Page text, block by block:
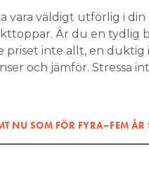
vara väldigt utförlig i
Är du en tydlig
priset inte allt, en
och jämför. Stressa
NU SOM FÖR FYRA–FEM ÅR